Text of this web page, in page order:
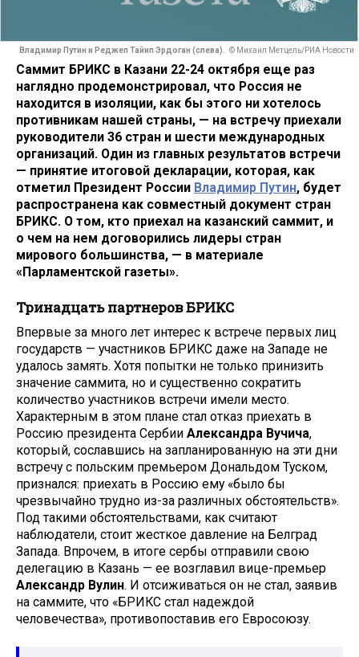
Владимир Путин и Реджеп Тайип Эрдоган (слева). © Михаил Метцель/РИА Новости
Саммит БРИКС в Казани 22-24 октября еще раз
наглядно продемонстрировал, что Россия не
находится в изоляции, как бы этого ни хотелось
противникам нашей страны, — на встречу приехали
руководители 36 стран и шести международных
организаций. Один из главных результатов встречи
— принятие итоговой декларации, которая, как
отметил Президент России Владимир Путин, будет
распространена как совместный документ стран
БРИКС. О том, кто приехал на казанский саммит, и
о чем на нем договорились лидеры стран
мирового большинства, — в материале
«Парламентской газеты».
Тринадцать партнеров БРИКС
Впервые за много лет интерес к встрече первых лиц
государств — участников БРИКС даже на Западе не
удалось замять. Хотя попытки не только принизить
значение саммита, но и существенно сократить
количество участников встречи имели место.
Характерным в этом плане стал отказ приехать в
Россию президента Сербии Александра Вучича,
который, сославшись на запланированную на эти дни
встречу с польским премьером Дональдом Туском,
признался: приехать в Россию ему «было бы
чрезвычайно трудно из-за различных обстоятельств».
Под такими обстоятельствами, как считают
наблюдатели, стоит жесткое давление на Белград
Запада. Впрочем, в итоге сербы отправили свою
делегацию в Казань — ее возглавил вице-премьер
Александр Вулин. И отсиживаться он не стал, заявив
на саммите, что «БРИКС стал надеждой
человечества», противопоставив его Евросоюзу.